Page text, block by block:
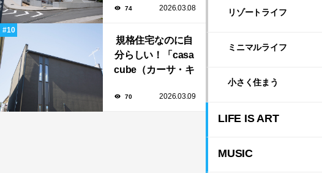
知県立坂本龍馬記
74 2026.03.08
規格住宅なのに自
分らしい！「casa
cube（カーサ・キ
タマイズと暮らし
70 2026.03.09
リゾートライフ
ミニマルライフ
小さく住まう
LIFE IS ART
MUSIC